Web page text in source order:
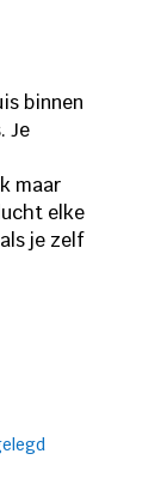
binnen
Je
maar
elke
je zelf